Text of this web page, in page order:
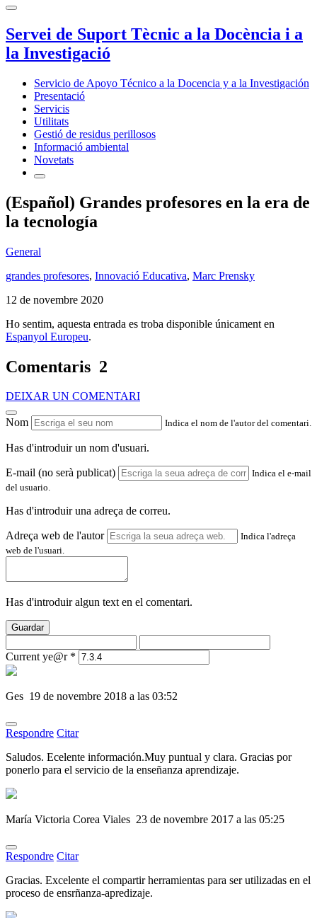
Servei de Suport Tècnic a la Docència i a
la Investigació
Servicio de Apoyo Técnico a la Docencia y a la Investigación
Presentació
Servicis
Utilitats
Gestió de residus perillosos
Informació ambiental
Novetats
(Español) Grandes profesores en la era de
la tecnología
General
grandes profesores, Innovació Educativa, Marc Prensky
12 de novembre 2020
Ho sentim, aquesta entrada es troba disponible únicament en
Espanyol Europeu.
Comentaris 2
DEIXAR UN COMENTARI
Nom Indica el nom de l'autor del comentari.
Has d'introduir un nom d'usuari.
E-mail (no serà publicat)
Indica el e-mail
del usuario.
Has d'introduir una adreça de correu.
Adreça web de l'autor
Indica l'adreça
web de l'usuari.
Has d'introduir algun text en el comentari.
Guardar
Current ye@r *
Ges 19 de novembre 2018 a las 03:52
Respondre Citar
Saludos. Ecelente información.Muy puntual y clara. Gracias por
ponerlo para el servicio de la enseñanza aprendizaje.
María Victoria Corea Viales 23 de novembre 2017 a las 05:25
Respondre Citar
Gracias. Excelente el compartir herramientas para ser utilizadas en el
proceso de ensrñanza-apredizaje.